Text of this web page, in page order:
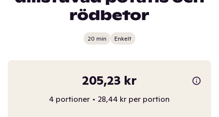
rödbetor
20 min Enkelt
205,23 kr
4 portioner • 28,44 kr per portion